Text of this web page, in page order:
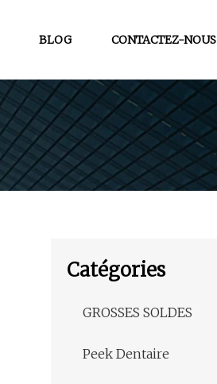
BLOG CONTACTEZ-NOUS
Catégories
GROSSES SOLDES
Peek Dentaire